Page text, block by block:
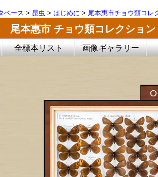
ベース > 昆虫 > はじめに > 尾本惠市チョウ類コレ
尾本惠市 チョウ類コレクション
全標本リスト 画像ギャラリー